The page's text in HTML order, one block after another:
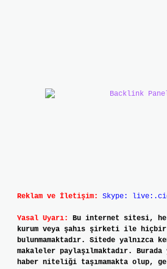
Reklam ve İletişim: Skype:
Yasal Uyarı:
Bu internet sitesi,
kurum veya şahıs şirketi ile hiçbir
bulunmamaktadır. Sitede yalnızca
makaleler paylaşılmaktadır.
haber niteliği taşımamakta olup,